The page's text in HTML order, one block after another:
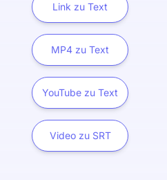
Link zu Text
MP4 zu Text
YouTube zu Text
Video zu SRT